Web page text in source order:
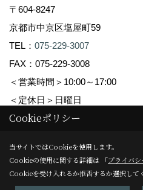
〒604-8247
京都市中京区塩屋町59
TEL： 075-229-3007
FAX：075-229-3008
＜営業時間＞10:00～17:00
＜定休日＞日曜日
Copyright (c) Ambiance Co.,Ltd. All
Produced byゴデスクリエイト
Cookieポリシー
当サイトではCookieを使用します。
Cookieの使用に関する詳細は 「プライバ
Cookieを受け入れるか拒否するか選択して